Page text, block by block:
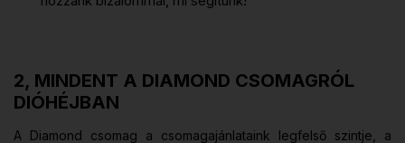
2, MINDENT A DIAMOND CSOMAGRÓL
DIÓHÉJBAN
A Diamond csomag a csomagajánlataink legfelső szintje, a